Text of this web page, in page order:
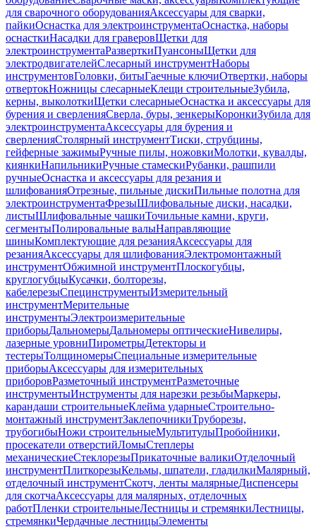
для сварочного оборудованияАксессуары для сварки,
пайкиОснастка для электроинструментаОснастка, наборы
оснасткиНасадки для граверовЩетки для
электроинструментаРазверткиПуансоныЩетки для
электродвигателейСлесарный инструментНаборы
инструментовГоловки, битыГаечные ключиОтвертки, наборы
отвертокНожницы слесарныеКлещи строительныеЗубила,
керны, выколоткиЩетки слесарныеОснастка и аксессуары для
бурения и сверленияСверла, буры, зенкерыКоронкиЗубила для
электроинструментаАксессуары для бурения и
сверленияСтолярный инструментТиски, струбцины,
гейферные зажимыРучные пилы, ножовкиМолотки, кувалды,
киянкиНапильникиРучные стамескиРубанки, рашпили
ручныеОснастка и аксессуары для резания и
шлифованияОтрезные, пильные дискиПильные полотна для
электроинструментаФрезыШлифовальные диски, насадки,
листыШлифовальные чашкиТочильные камни, круги,
сегментыПолировальные валыНаправляющие
шиныКомплектующие для резанияАксессуары для
резанияАксессуары для шлифованияЭлектромонтажный
инструментОбжимной инструментПлоскогубцы,
круглогубцыКусачки, болторезы,
кабелерезыСпецинструментыИзмерительный
инструментМерительные
инструментыЭлектроизмерительные
приборыДальномерыДальномеры оптическиеНивелиры,
лазерные уровниПирометрыДетекторы и
тестерыТолщиномерыСпециальные измерительные
приборыАксессуары для измерительных
приборовРазметочный инструментРазметочные
инструментыИнструменты для нарезки резьбыМаркеры,
карандаши строительныеКлейма ударныеСтроительно-
монтажный инструментЗаклепочникиТруборезы,
трубогибыНожи строительныеМультитулыПробойники,
просекатели отверстийЛомыСтеплеры
механическиеСтеклорезыПрикаточные валикиОтделочный
инструментПлиткорезыКельмы, шпатели, гладилкиМалярный,
отделочный инструментСкотч, ленты малярныеДиспенсеры
для скотчаАксессуары для малярных, отделочных
работПленки строительныеЛестницы и стремянкиЛестницы,
стремянкиЧердачные лестницыЭлементы